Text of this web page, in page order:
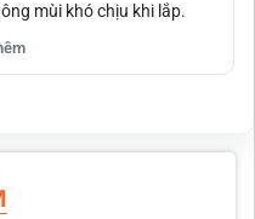
mùi khó chịu khi lắp.
tràn viền bậc cửa.
trơn trượt, có khóa cố định
di chuyển thường xuyên,